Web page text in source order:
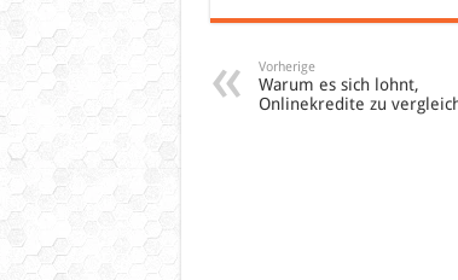
Vorherige
Warum es sich lohnt,
Onlinekredite zu